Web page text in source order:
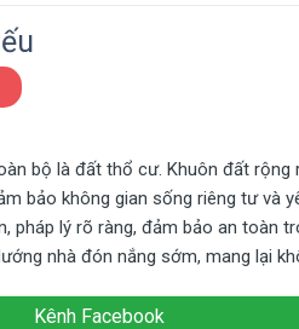
bộ là đất thổ cư. Khuôn đất
bảo không gian sống riêng tư và
pháp lý rõ ràng, đảm bảo an toàn
nhà đón nắng sớm, mang lại
Kênh Facebook